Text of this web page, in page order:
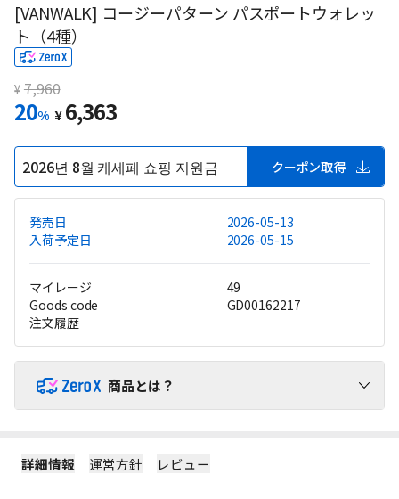
[VANWALK] コージーパターン パスポートウォレッ
ト（4種）
¥ 7,960
20% ¥ 6,363
2026년 8월 케세페 쇼핑 지원금 クーポン取得
発売日
2026-05-13
入荷予定日
2026-05-15
マイレージ
49
Goods code
GD00162217
注文履歴
商品とは？
詳細情報 運営方針 レビュー